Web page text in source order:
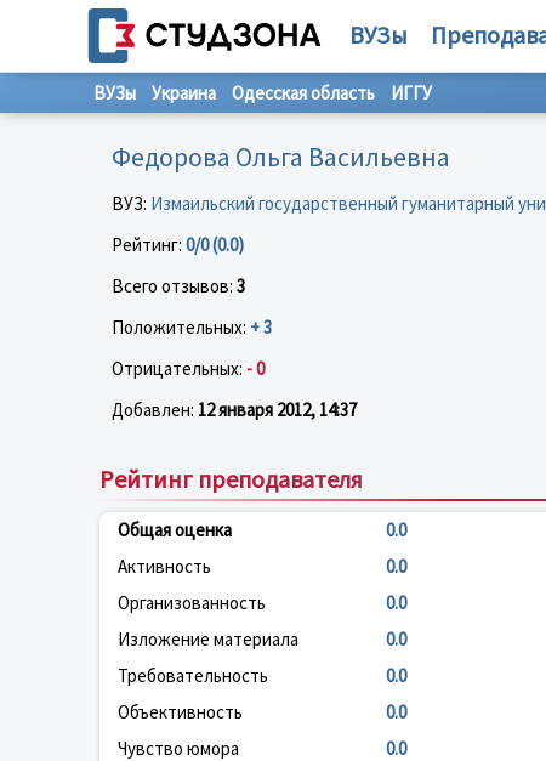
ВУЗы
ВУЗы Украина Одесская область ИГГУ
Федорова Ольга Васильевна
ВУЗ: Измаильский государственный гуманитарный
Рейтинг: 0/0 (0.0)
Всего отзывов: 3
Положительных: + 3
Отрицательных: - 0
Добавлен: 12 января 2012, 14:37
Рейтинг преподавателя
Общая оценка 0.0
Активность
0.0
Организованность
0.0
Изложение материала
0.0
Требовательность
0.0
Объективность
0.0
Чувство юмора
0.0